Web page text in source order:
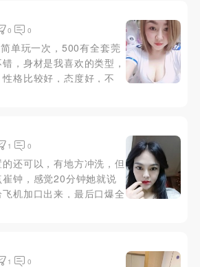
。洗完上床，开始服务，
老实的挑...
0 0
单玩一次，500有全套莞
，身材是我喜欢的类型，
格比较好，态度好，不
1 0
还可以，有地方冲洗，但
钟，感觉20分钟她就说
机加口出来，最后口爆全
合，但感觉时间比较短。
1 0